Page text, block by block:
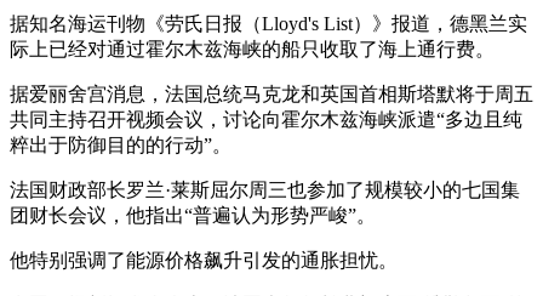
据知名海运刊物《劳氏日报（Lloyd's List）》报道，德黑兰实
际上已经对通过霍尔木兹海峡的船只收取了海上通行费。
据爱丽舍宫消息，法国总统马克龙和英国首相斯塔默将于周五
共同主持召开视频会议，讨论向霍尔木兹海峡派遣“多边且纯
粹出于防御目的的行动”。
法国财政部长罗兰·莱斯屈尔周三也参加了规模较小的七国集
团财长会议，他指出“普遍认为形势严峻”。
他特别强调了能源价格飙升引发的通胀担忧。